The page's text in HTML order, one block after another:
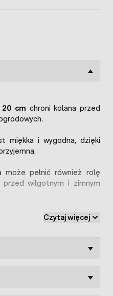
cm chroni kolana przed
miękka i wygodna, dzięki
może pełnić również rolę
przed wilgotnym i zimnym
została wykonana z
Czytaj więcej